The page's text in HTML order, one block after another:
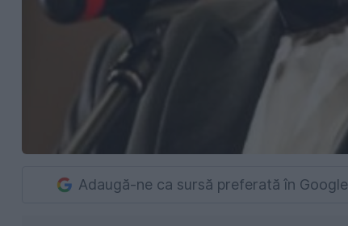
Adaugă-ne ca sursă preferată în Google